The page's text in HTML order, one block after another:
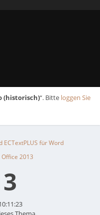
(historisch)“. Bitte loggen Sie
ECTextPLUS für Word
Office 2013